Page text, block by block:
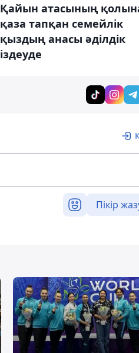
Қайын атасының
қаза тапқан семейлік
қыздың анасы әділдік
іздеуде
Пікір